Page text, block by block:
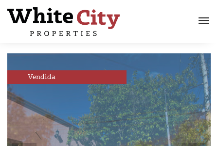
Vendida